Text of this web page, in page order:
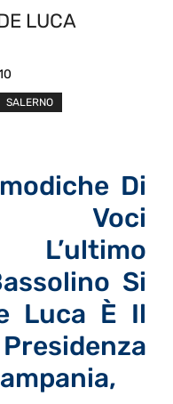
LUCA
SALERNO
Di
Voci
L’ultimo
Si
Luca È Il